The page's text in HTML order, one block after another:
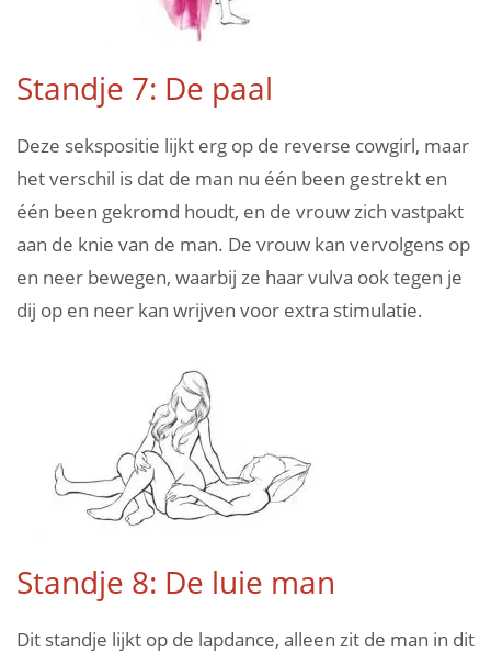
Standje 7: De paal
Deze sekspositie lijkt erg op de reverse cowgirl, maar
het verschil is dat de man nu één been gestrekt en
één been gekromd houdt, en de vrouw zich vastpakt
aan de knie van de man. De vrouw kan vervolgens op
en neer bewegen, waarbij ze haar vulva ook tegen je
dij op en neer kan wrijven voor extra stimulatie.
Standje 8: De luie man
Dit standje lijkt op de lapdance, alleen zit de man in dit